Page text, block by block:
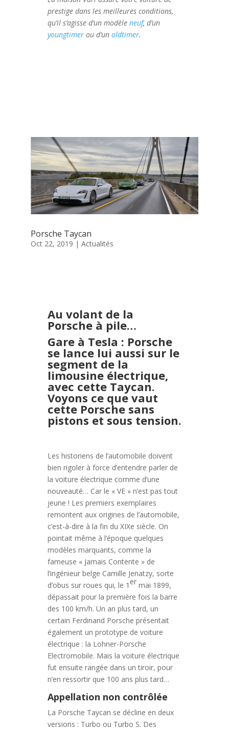
prestige dans les meilleures conditions,
qu’il s’agisse d’un modèle neuf, d’un
youngtimerou d’un oldtimer.
Porsche Taycan
Oct 22, 2019 | Actualités
Au volant de la
Porsche à pile…
Gare à Tesla : Porsche
se lance lui aussi sur le
segment de la
limousine électrique,
avec cette Taycan.
Voyons ce que vaut
cette Porsche sans
pistons et sous tension.
Les historiens de l’automobile doivent
bien rigoler à force d’entendre parler de
la voiture électrique comme d’une
nouveauté… Car le « VE » n’est pas tout
jeune ! Les premiers exemplaires
remontent aux origines de l’automobile,
c’est-à-dire à la fin du XIXe siècle. On
pointait même à l’époque quelques
modèles marquants, comme la
fameuse « Jamais Contente » de
l’ingénieur belge Camille Jenatzy, sorte
d’obus sur roues qui, le 1 er mai 1899,
dépassait pour la première fois la barre
des 100 km/h. Un an plus tard, un
certain Ferdinand Porsche présentait
également un prototype de voiture
électrique : la Lohner-Porsche
Electromobile. Mais la voiture électrique
fut ensuite rangée dans un tiroir, pour
n’en ressortir que 100 ans plus tard…
Appellation non contrôlée
La Porsche Taycan se décline en deux
versions : Turbo ou Turbo S. Des